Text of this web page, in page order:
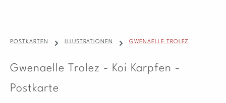
POSTKARTEN ILLUSTRATIONEN GWENAELLE TROLEZ
Gwenaelle Trolez - Koi Karpfen -
Postkarte